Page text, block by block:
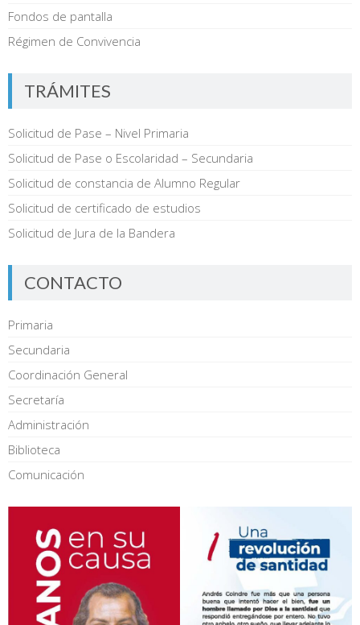
Fondos de pantalla
Régimen de Convivencia
TRÁMITES
Solicitud de Pase – Nivel Primaria
Solicitud de Pase o Escolaridad – Secundaria
Solicitud de constancia de Alumno Regular
Solicitud de certificado de estudios
Solicitud de Jura de la Bandera
CONTACTO
Primaria
Secundaria
Coordinación General
Secretaría
Administración
Biblioteca
Comunicación